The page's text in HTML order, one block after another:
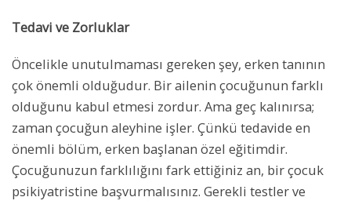
Tedavi ve Zorluklar
Öncelikle unutulmaması gereken şey, erken tanının
çok önemli olduğudur. Bir ailenin çocuğunun farklı
olduğunu kabul etmesi zordur. Ama geç kalınırsa;
zaman çocuğun aleyhine işler. Çünkü tedavide en
önemli bölüm, erken başlanan özel eğitimdir.
Çocuğunuzun farklılığını fark ettiğiniz an, bir çocuk
psikiyatristine başvurmalısınız. Gerekli testler ve